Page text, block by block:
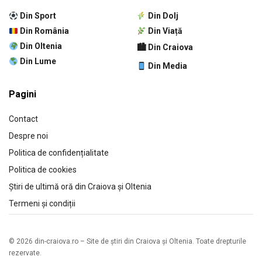
Din Sport
Din România
Din Oltenia
Din Lume
Din Dolj
Din Viață
🏙 Din Craiova
Din Media
Pagini
Contact
Despre noi
Politica de confidențialitate
Politica de cookies
Știri de ultimă oră din Craiova și Oltenia
Termeni și condiții
© 2026 din-craiova.ro – Site de știri din Craiova și Oltenia. Toate drepturile
rezervate.